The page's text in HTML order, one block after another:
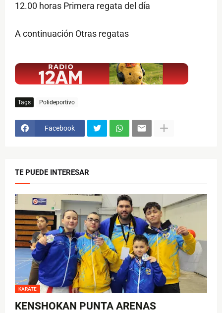
12.00 horas Primera regata del día
A continuación Otras regatas
Tags Polideportivo
Facebook
TE PUEDE INTERESAR
KARATE
KENSHOKAN PUNTA ARENAS